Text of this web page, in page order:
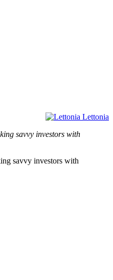
Lettonia
savvy investors with
savvy investors with